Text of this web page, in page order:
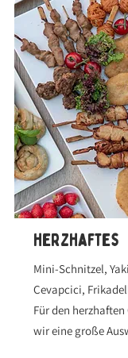
herzhaftes
Mini-Schnitzel,
Cevapcici,
Für den
wir eine große